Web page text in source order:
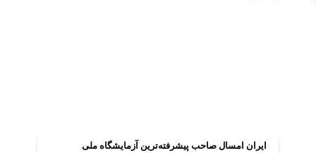
ایران امسال صاحب پیشرفته‌ترین آزمایشگاه ملی